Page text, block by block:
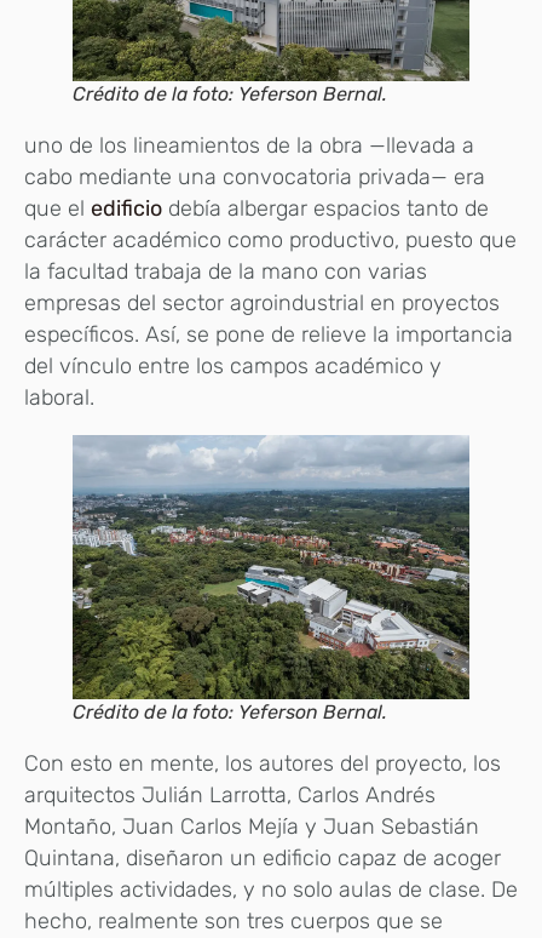
Crédito de la foto: Yeferson Bernal.
uno de los lineamientos de la obra —llevada a
cabo mediante una convocatoria privada— era
que el edificio debía albergar espacios tanto de
carácter académico como productivo, puesto que
la facultad trabaja de la mano con varias
empresas del sector agroindustrial en proyectos
específicos. Así, se pone de relieve la importancia
del vínculo entre los campos académico y
laboral.
Crédito de la foto: Yeferson Bernal.
Con esto en mente, los autores del proyecto, los
arquitectos Julián Larrotta, Carlos Andrés
Montaño, Juan Carlos Mejía y Juan Sebastián
Quintana, diseñaron un edificio capaz de acoger
múltiples actividades, y no solo aulas de clase. De
hecho, realmente son tres cuerpos que se